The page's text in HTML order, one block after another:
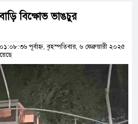
বিক্ষোভ ভাঙচুর
পূর্বাহ্ন, বৃহস্পতিবার, ৬ ফেব্রুয়ারী ২০২৫